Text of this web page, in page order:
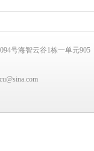
号海智云谷1栋一单元905